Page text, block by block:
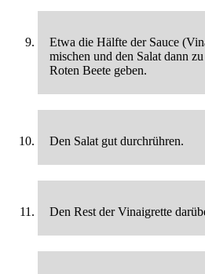
Etwa die Hälfte der Sauce
mischen und den Salat dann
Roten Beete geben.
Den Salat gut durchrühren.
Den Rest der Vinaigrette